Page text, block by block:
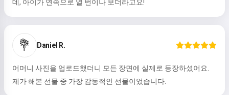
데, 아이가 연속으로 열 번이나 보더라고요!
💐 Daniel R.
어머니 사진을 업로드했더니 모든 장면에 실제로 등장하셨어요.
제가 해본 선물 중 가장 감동적인 선물이었습니다.